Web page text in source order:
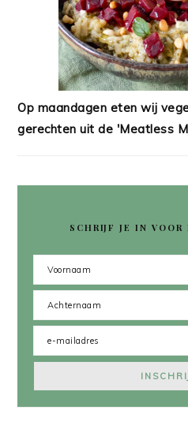
Op maandagen eten wij
gerechten uit de 'Meatless
SCHRIJF JE IN VOOR